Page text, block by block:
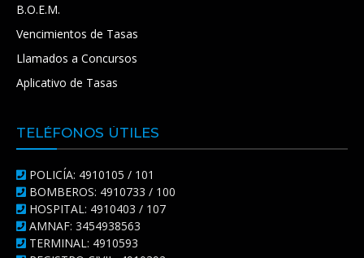
B.O.E.M.
Vencimientos de Tasas
Llamados a Concursos
Aplicativo de Tasas
TELÉFONOS ÚTILES
POLICÍA: 4910105 / 101
BOMBEROS: 4910733 / 100
HOSPITAL: 4910403 / 107
AMNAF: 3454938563
TERMINAL: 4910593